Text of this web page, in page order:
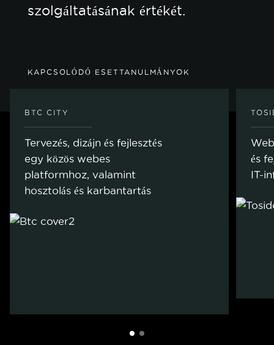
szolgáltatásának értékét.
KAPCSOLÓDÓ ESETTANULMÁNYOK
BTC CITY
Tervezés, dizájn és fejlesztés
egy közös webes
platformhoz, valamint
hosztolás és karbantartás
és
IT-